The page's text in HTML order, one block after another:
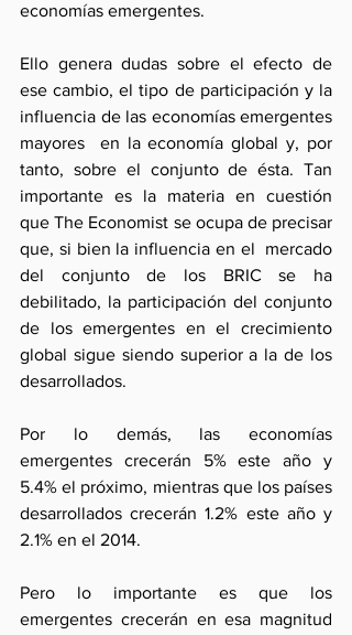
economías emergentes.
Ello genera dudas sobre el efecto de
ese cambio, el tipo de participación y la
influencia de las economías emergentes
mayores  en la economía global y, por
tanto, sobre el conjunto de ésta. Tan
importante es la materia en cuestión
que The Economist se ocupa de precisar
que, si bien la influencia en el  mercado
del conjunto de los BRIC se ha
debilitado, la participación del conjunto
de los emergentes en el crecimiento
global sigue siendo superior a la de los
desarrollados.
Por lo demás, las economías
emergentes crecerán 5% este año y
5.4% el próximo, mientras que los países
desarrollados crecerán 1.2% este año y
2.1% en el 2014.
Pero lo importante es que los
emergentes crecerán en esa magnitud